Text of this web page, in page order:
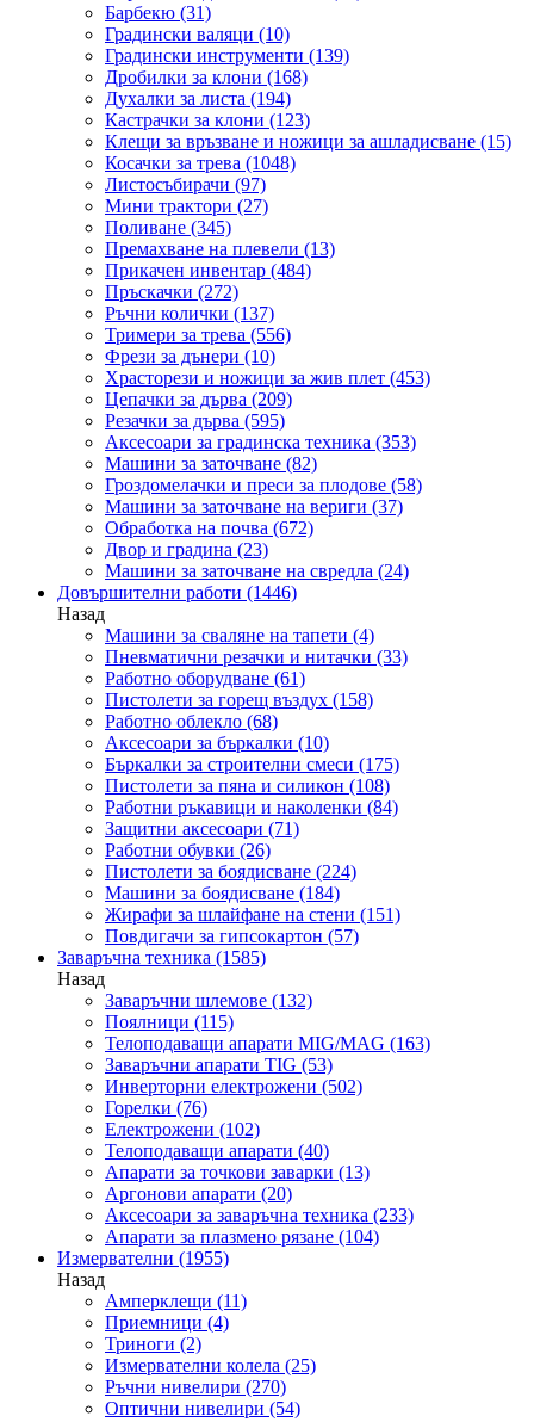
Барбекю (31)
Градински валяци (10)
Градински инструменти (139)
Дробилки за клони (168)
Духалки за листа (194)
Кастрачки за клони (123)
Клещи за връзване и ножици за ашладисване (15)
Косачки за трева (1048)
Листосъбирачи (97)
Мини трактори (27)
Поливане (345)
Премахване на плевели (13)
Прикачен инвентар (484)
Пръскачки (272)
Ръчни колички (137)
Тримери за трева (556)
Фрези за дънери (10)
Храсторези и ножици за жив плет (453)
Цепачки за дърва (209)
Резачки за дърва (595)
Аксесоари за градинска техника (353)
Машини за заточване (82)
Гроздомелачки и преси за плодове (58)
Машини за заточване на вериги (37)
Обработка на почва (672)
Двор и градина (23)
Машини за заточване на свредла (24)
Довършителни работи (1446)
Назад
Машини за сваляне на тапети (4)
Пневматични резачки и нитачки (33)
Работно оборудване (61)
Пистолети за горещ въздух (158)
Работно облекло (68)
Аксесоари за бъркалки (10)
Бъркалки за строителни смеси (175)
Пистолети за пяна и силикон (108)
Работни ръкавици и наколенки (84)
Защитни аксесоари (71)
Работни обувки (26)
Пистолети за боядисване (224)
Машини за боядисване (184)
Жирафи за шлайфане на стени (151)
Повдигачи за гипсокартон (57)
Заваръчна техника (1585)
Назад
Заваръчни шлемове (132)
Поялници (115)
Телоподаващи апарати MIG/MAG (163)
Заваръчни апарати TIG (53)
Инверторни електрожени (502)
Горелки (76)
Електрожени (102)
Телоподаващи апарати (40)
Апарати за точкови заварки (13)
Аргонови апарати (20)
Аксесоари за заваръчна техника (233)
Апарати за плазмено рязане (104)
Измервателни (1955)
Назад
Амперклещи (11)
Приемници (4)
Триноги (2)
Измервателни колела (25)
Ръчни нивелири (270)
Оптични нивелири (54)